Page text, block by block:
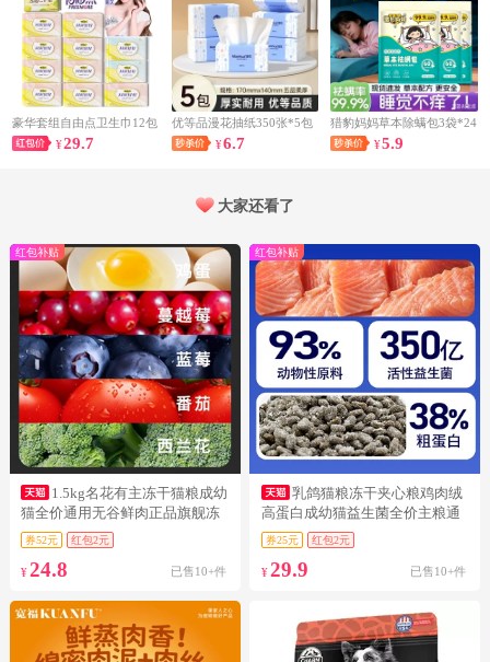
豪华套组自由点卫生巾12包
¥29.7
优等品漫花抽纸350张*5包
¥6.7
猎豹妈妈草本除螨包3袋*24
包
¥5.9
大家还看了
红包补贴
1.5kg名花有主冻干猫粮成幼
猫全价通用无谷鲜肉正品旗舰冻
干
券52元 红包2元
¥ 24.8 已售10+件
红包补贴
乳鸽猫粮冻干夹心粮鸡肉绒
高蛋白成幼猫益生菌全价主粮通
用粮
券25元 红包2元
¥29.9 已售10+件